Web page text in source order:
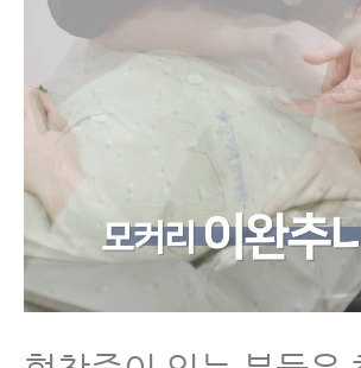
섬유근육통
수술 후 통증·재활
근육파열
디스크 내장증